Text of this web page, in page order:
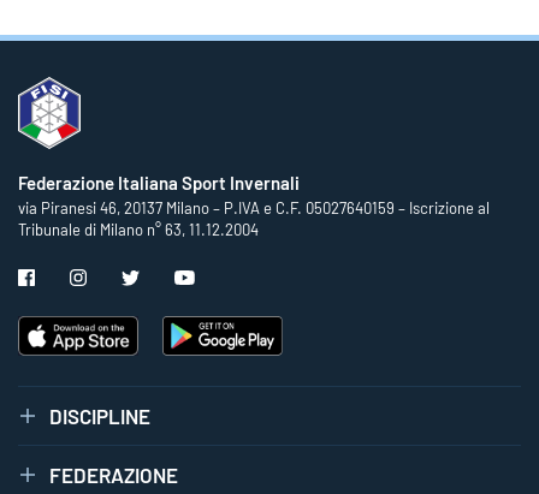
Federazione Italiana Sport Invernali
via Piranesi 46, 20137 Milano – P.IVA e C.F. 05027640159 – Iscrizione al
Tribunale di Milano n° 63, 11.12.2004
DISCIPLINE
FEDERAZIONE